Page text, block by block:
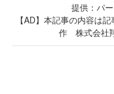
提供：パ
【AD】本記事の内容は
作 株式会社